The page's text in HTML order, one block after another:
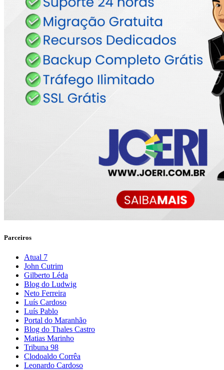
Parceiros
Atual 7
John Cutrim
Gilberto Léda
Blog do Ludwig
Neto Ferreira
Luís Cardoso
Luís Pablo
Portal do Maranhão
Blog do Thales Castro
Matias Marinho
Tribuna 98
Clodoaldo Corrêa
Leonardo Cardoso